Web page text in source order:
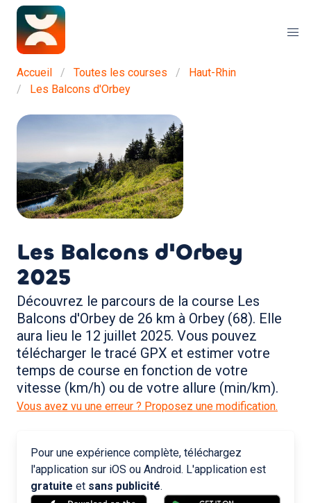
Accueil Toutes les courses
Haut-Rhin
Les Balcons d'Orbey
Les Balcons d'Orbey
2025
Découvrez le parcours de la course Les
Balcons d'Orbey de 26 km à Orbey (68). Elle
aura lieu le 12 juillet 2025. Vous pouvez
télécharger le tracé GPX et estimer votre
temps de course en fonction de votre
vitesse (km/h) ou de votre allure (min/km).
Vous avez vu une erreur ? Proposez une modification.
Pour une expérience complète, téléchargez
l'application sur iOS ou Android. L'application est
gratuite et sans publicité.